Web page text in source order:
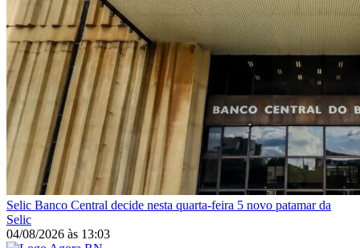
Selic Banco Central decide nesta quarta-feira 5 novo patamar da
Selic
04/08/2026 às 13:03